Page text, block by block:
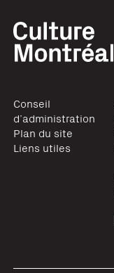
Conseil
d’administration
Plan du site
Liens utiles